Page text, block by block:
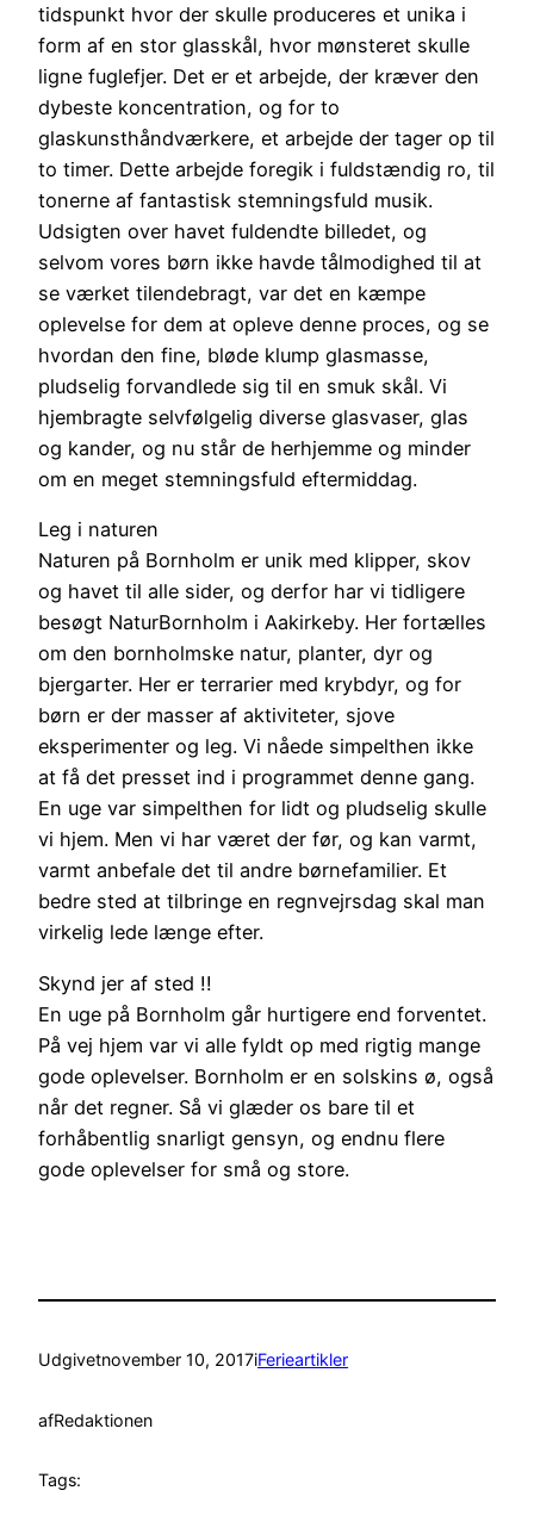
tidspunkt hvor der skulle produceres et unika i
form af en stor glasskål, hvor mønsteret skulle
ligne fuglefjer. Det er et arbejde, der kræver den
dybeste koncentration, og for to
glaskunsthåndværkere, et arbejde der tager op til
to timer. Dette arbejde foregik i fuldstændig ro, til
tonerne af fantastisk stemningsfuld musik.
Udsigten over havet fuldendte billedet, og
selvom vores børn ikke havde tålmodighed til at
se værket tilendebragt, var det en kæmpe
oplevelse for dem at opleve denne proces, og se
hvordan den fine, bløde klump glasmasse,
pludselig forvandlede sig til en smuk skål. Vi
hjembragte selvfølgelig diverse glasvaser, glas
og kander, og nu står de herhjemme og minder
om en meget stemningsfuld eftermiddag.
Leg i naturen
Naturen på Bornholm er unik med klipper, skov
og havet til alle sider, og derfor har vi tidligere
besøgt NaturBornholm i Aakirkeby. Her fortælles
om den bornholmske natur, planter, dyr og
bjergarter. Her er terrarier med krybdyr, og for
børn er der masser af aktiviteter, sjove
eksperimenter og leg. Vi nåede simpelthen ikke
at få det presset ind i programmet denne gang.
En uge var simpelthen for lidt og pludselig skulle
vi hjem. Men vi har været der før, og kan varmt,
varmt anbefale det til andre børnefamilier. Et
bedre sted at tilbringe en regnvejrsdag skal man
virkelig lede længe efter.
Skynd jer af sted !!
En uge på Bornholm går hurtigere end forventet.
På vej hjem var vi alle fyldt op med rigtig mange
gode oplevelser. Bornholm er en solskins ø, også
når det regner. Så vi glæder os bare til et
forhåbentlig snarligt gensyn, og endnu flere
gode oplevelser for små og store.
Udgivetnovember 10, 2017iFerieartikler
afRedaktionen
Tags: